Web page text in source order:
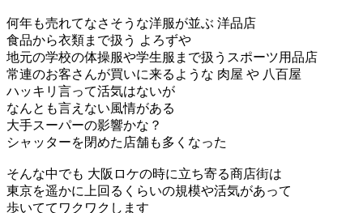
何年も売れてなさそうな洋服が並ぶ 洋品店
食品から衣類まで扱う よろずや
地元の学校の体操服や学生服まで扱うスポーツ用品店
常連のお客さんが買いに来るような 肉屋 や 八百屋
ハッキリ言って活気はないが
なんとも言えない風情がある
大手スーパーの影響かな？
シャッターを閉めた店舗も多くなった
そんな中でも 大阪ロケの時に立ち寄る商店街は
東京を遥かに上回るくらいの規模や活気があって
歩いててワクワクします